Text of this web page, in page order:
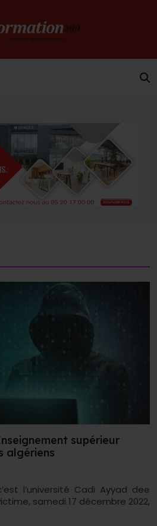
supérieur
algériens
l’université Cadi Ayyad dee
samedi 17 décembre 2022,